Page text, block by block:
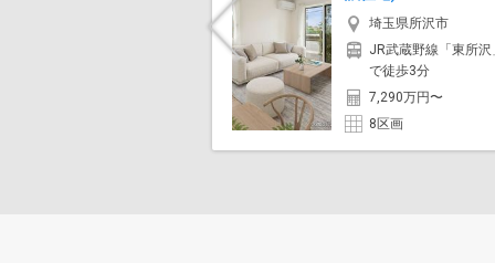
Previous
埼玉県所沢市
JR武蔵野線「東所
で徒歩3分
7,290万円〜
8区画